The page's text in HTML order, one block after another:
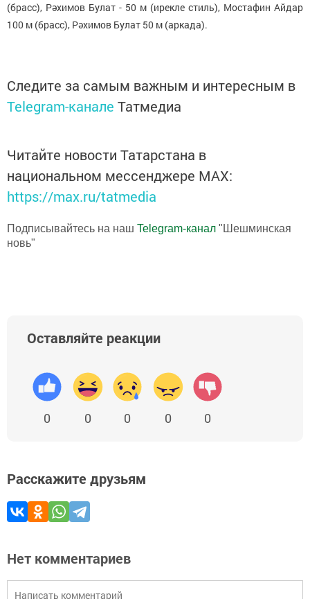
(брасс), Рәхимов Булат - 50 м (ирекле стиль), Мостафин Айдар
100 м (брасс), Рәхимов Булат 50 м (аркада).
Следите за самым важным и интересным в
Telegram-канале Татмедиа
Читайте новости Татарстана в
национальном мессенджере MАХ:
https://max.ru/tatmedia
Подписывайтесь на наш Telegram-канал "Шешминская
новь"
Оставляйте реакции
0 0 0 0 0
Расскажите друзьям
Нет комментариев